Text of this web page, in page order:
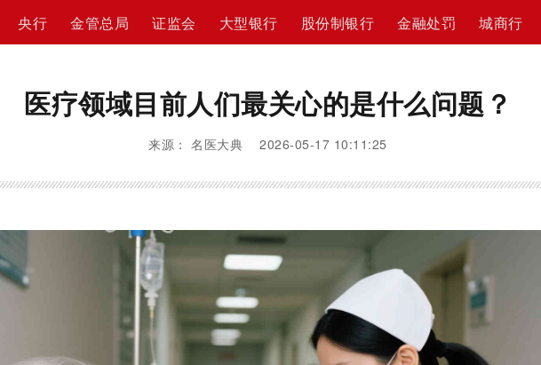
央行 金管总局 证监会 大型银行 股份制银行 金融处罚 城商行
医疗领域目前人们最关心的是什么问题？
来源： 名医大典 2026-05-17 10:11:25